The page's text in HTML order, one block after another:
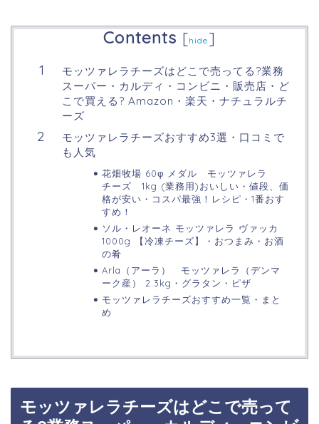
Contents [hide ]
モッツァレラチーズはどこで売ってる?業務
スーパー・カルディ・コンビニ・販売店・ど
こで買える? Amazon・楽天・ナチュラルチ
ーズ
モッツァレラチーズおすすめ3選・口コミで
も人気
花畑牧場 60φ メダル モッツァレラ
チーズ 1kg (業務用)おいしい・値段、価
格が安い・コスパ最強！レシピ・1番おす
すめ！
ソル・レオーネ モッツァレラ ヴァッカ
1000g 【冷凍チーズ】・おつまみ・お酒
の肴
Arla（アーラ） モッツァレラ（デンマ
ーク産） 2.3kg・グラタン・ピザ
モッツァレラチーズおすすめ一覧・まと
め
モッツァレラチーズはどこで売って